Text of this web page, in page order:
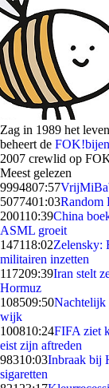
Zag in 1989 het
beheert de
2007 crewlid op
Meest gelezen
9994807:57
5077401:03Random
200110:39China
ASML groeit
147118:02Zelensky:
militairen inzetten
117209:39Iran stelt
Hormuz
108509:50Nachtelijk
wijk
100810:24FIFA ziet
eist zijn aftreden
98310:03Inbraak bij
sigaretten